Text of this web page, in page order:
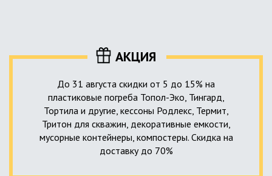
высокотехнологичное устройство, встраиваемое в
канализационную систему и обеспечивающее
АКЦИЯ
До 31 августа скидки от 5 до 15% на
пластиковые погреба Топол-Эко, Тингард,
Тортила и другие, кессоны Родлекс, Термит,
Тритон для скважин, декоративные емкости,
мусорные контейнеры, компостеры. Скидка на
доставку до 70%